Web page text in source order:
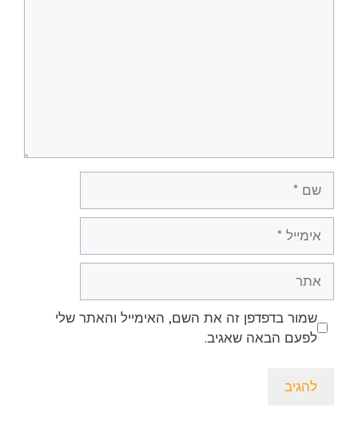
שמור בדפדפן זה את השם, האימייל והאתר שלי
לפעם הבאה שאגיב.